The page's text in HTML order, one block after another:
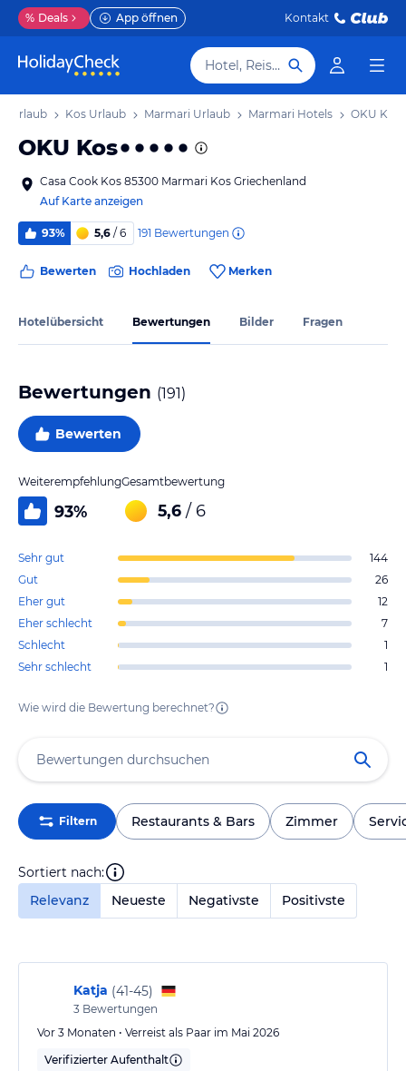
% Deals App öffnen Kontakt
Hotel, Reiseziel
Urlaub Kos Urlaub Marmari Urlaub Marmari Hotels OKU Kos
OKU Kos
Casa Cook Kos 85300 Marmari Kos Griechenland
Auf Karte anzeigen
93% 5,6 / 6 191 Bewertungen
Bewerten Hochladen Merken
Hotelübersicht Bewertungen Bilder Fragen
Bewertungen (191)
Bewerten
Weiterempfehlung
93%
Gesamtbewertung
5,6 / 6
Sehr gut
144
Gut
26
Eher gut
12
Eher schlecht
7
Schlecht
1
Sehr schlecht
1
Wie wird die Bewertung berechnet?
Filtern Restaurants & Bars Zimmer
Sortiert nach:
Relevanz
Neueste Negativste Positivste
Katja (41-45)
3 Bewertungen
Vor 3 Monaten • Verreist als Paar im Mai 2026
Verifizierter Aufenthalt